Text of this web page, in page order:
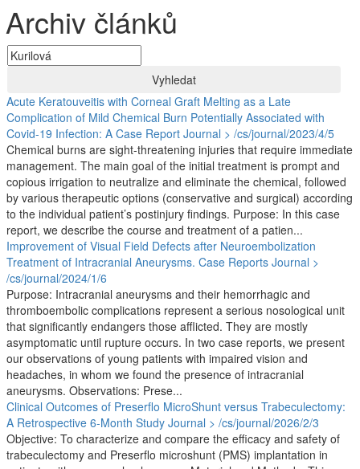
Archiv článků
Vyhledat
Acute Keratouveitis with Corneal Graft Melting as a Late
Complication of Mild Chemical Burn Potentially Associated with
Covid-19 Infection: A Case Report Journal > /cs/journal/2023/4/5
Chemical burns are sight-threatening injuries that require immediate
management. The main goal of the initial treatment is prompt and
copious irrigation to neutralize and eliminate the chemical, followed
by various therapeutic options (conservative and surgical) according
to the individual patient’s postinjury findings. Purpose: In this case
report, we describe the course and treatment of a patien...
Improvement of Visual Field Defects after Neuroembolization
Treatment of Intracranial Aneurysms. Case Reports Journal >
/cs/journal/2024/1/6
Purpose: Intracranial aneurysms and their hemorrhagic and
thromboembolic complications represent a serious nosological unit
that significantly endangers those afflicted. They are mostly
asymptomatic until rupture occurs. In two case reports, we present
our observations of young patients with impaired vision and
headaches, in whom we found the presence of intracranial
aneurysms. Observations: Prese...
Clinical Outcomes of Preserflo MicroShunt versus Trabeculectomy:
A Retrospective 6-Month Study Journal > /cs/journal/2026/2/3
Objective: To characterize and compare the efficacy and safety of
trabeculectomy and Preserflo microshunt (PMS) implantation in